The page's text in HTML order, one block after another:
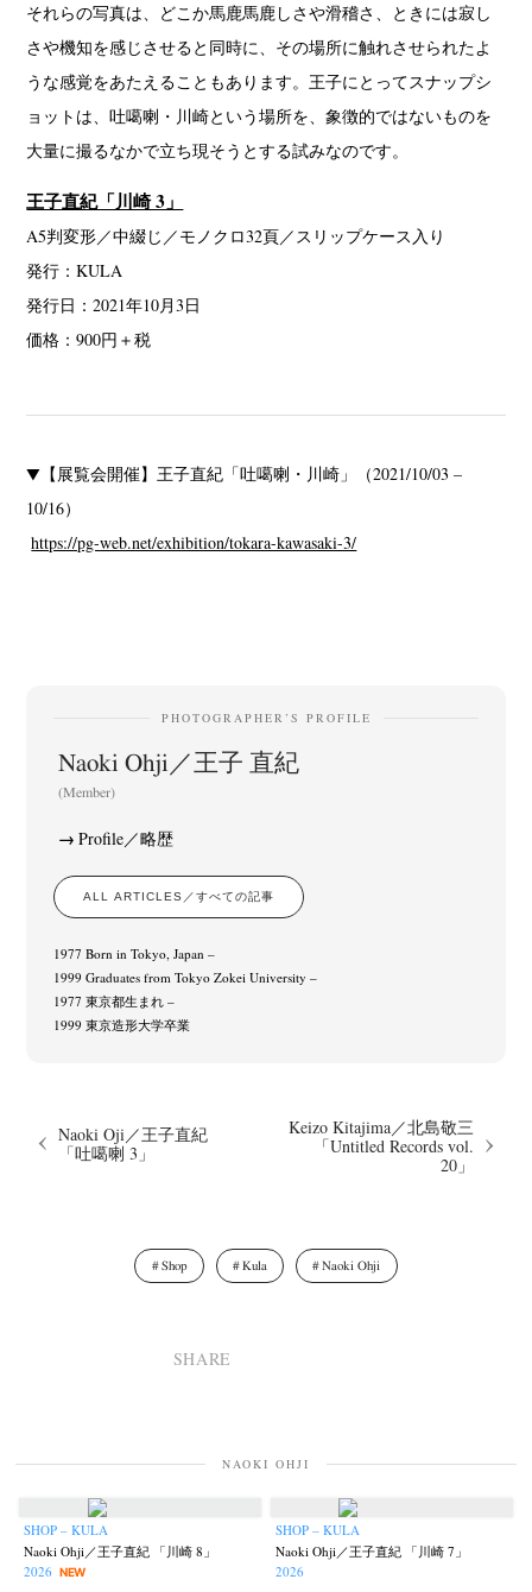
それらの写真は、どこか馬鹿馬鹿しさや滑稽さ、ときには寂し
さや機知を感じさせると同時に、その場所に触れさせられたよ
うな感覚をあたえることもあります。王子にとってスナップシ
ョットは、吐噶喇・川崎という場所を、象徴的ではないものを
大量に撮るなかで立ち現そうとする試みなのです。
王子直紀「川崎 3」
A5判変形／中綴じ／モノクロ32頁／スリップケース入り
発行：KULA
発行日：2021年10月3日
価格：900円＋税
▼【展覧会開催】王子直紀「吐噶喇・川崎」（2021/10/03 –
10/16）
https://pg-web.net/exhibition/tokara-kawasaki-3/
PHOTOGRAPHER’S PROFILE
Naoki Ohji／王子 直紀
(Member)
Profile／略歴
ALL ARTICLES／すべての記事
1977 Born in Tokyo, Japan –
1999 Graduates from Tokyo Zokei University –
1977 東京都生まれ –
1999 東京造形大学卒業
Naoki Oji／王子直紀
「吐噶喇 3」
Keizo Kitajima／北島敬三
「Untitled Records vol.
20」
Shop Kula Naoki Ohji
SHARE
NAOKI OHJI
SHOP – KULA
Naoki Ohji／王子直紀 「川崎 8」
2026
NEW
SHOP – KULA
Naoki Ohji／王子直紀 「川崎 7」
2026